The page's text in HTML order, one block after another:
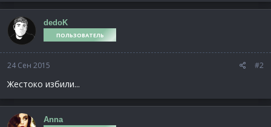
dedoK
ПОЛЬЗОВАТЕЛЬ
24 Сен 2015 #2
Жестоко избили...
Anna